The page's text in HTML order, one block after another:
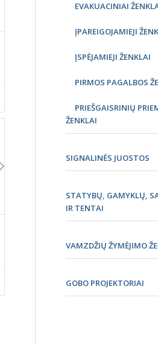
EVAKUACINIAI
ĮPAREIGOJAMIEJI
ĮSPĖJAMIEJI ŽENKLAI
PIRMOS PAGALBOS
PRIEŠGAISRINIŲ
ŽENKLAI
SIGNALINĖS JUOSTOS
STATYBŲ, GAMYKLŲ,
IR TENTAI
VAMZDŽIŲ ŽYMĖJIMO
GOBO PROJEKTORIAI